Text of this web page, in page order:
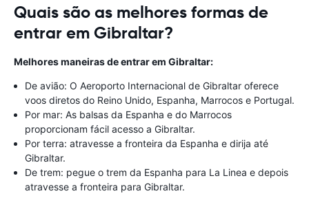
Quais são as melhores formas de
entrar em Gibraltar?
Melhores maneiras de entrar em Gibraltar:
De avião: O Aeroporto Internacional de Gibraltar oferece
voos diretos do Reino Unido, Espanha, Marrocos e Portugal.
Por mar: As balsas da Espanha e do Marrocos
proporcionam fácil acesso a Gibraltar.
Por terra: atravesse a fronteira da Espanha e dirija até
Gibraltar.
De trem: pegue o trem da Espanha para La Linea e depois
atravesse a fronteira para Gibraltar.